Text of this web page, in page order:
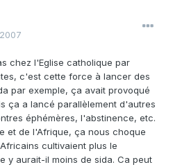
chez l'Eglise catholique par
c'est cette force à lancer des
par exemple, ça avait provoqué
ça a lancé parallèlement d'autres
éphémères, l'abstinence, etc.
et de l'Afrique, ça nous choque
cultivaient plus le
y aurait-il moins de sida. Ca peut